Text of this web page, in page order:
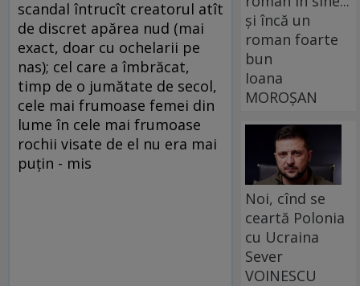
scandal întrucît creatorul atît
de discret apărea nud (mai
exact, doar cu ochelarii pe
nas); cel care a îmbrăcat,
timp de o jumătate de secol,
cele mai frumoase femei din
lume în cele mai frumoase
rochii visate de el nu era mai
puţin - mis
și încă un
roman foarte
bun
Ioana
MOROȘAN
Noi, cînd se
ceartă Polonia
cu Ucraina
Sever
VOINESCU